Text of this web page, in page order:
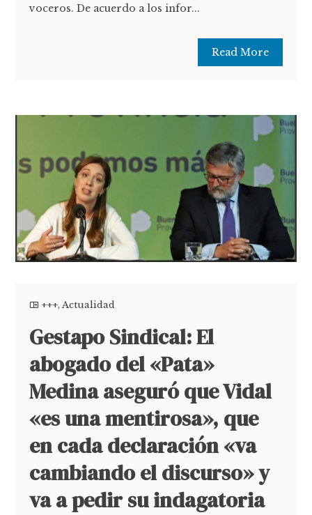
voceros. De acuerdo a los infor...
Read More
+++,Actualidad
Gestapo Sindical: El
abogado del «Pata»
Medina aseguró que Vidal
«es una mentirosa», que
en cada declaración «va
cambiando el discurso» y
va a pedir su indagatoria